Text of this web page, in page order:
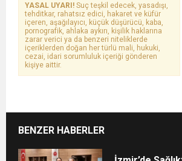
YASAL UYARI! Suç teşkil edecek, yasadışı,
tehditkar, rahatsız edici, hakaret ve küfür
içeren, aşağılayıcı, küçük düşürücü, kaba,
pornografik, ahlaka aykırı, kişilik haklarına
zarar verici ya da benzeri niteliklerde
içeriklerden doğan her türlü mali, hukuki,
cezai, idari sorumluluk içeriği gönderen
kişiye aittir.
BENZER HABERLER